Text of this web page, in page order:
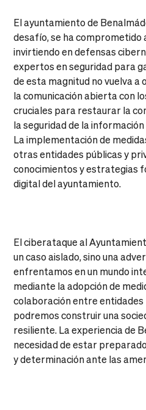
El ayuntamiento de
desafío, se ha comprometido
invirtiendo en defensas
expertos en seguridad para
de esta magnitud no vuelva
la comunicación abierta con
cruciales para restaurar la
la seguridad de la
La implementación de
otras entidades públicas y
conocimientos y estrategias
digital del ayuntamiento.
El ciberataque al
un caso aislado, sino una
enfrentamos en un mundo
mediante la adopción de
colaboración entre entidades
podremos construir una
resiliente. La experiencia de
necesidad de estar
y determinación ante las